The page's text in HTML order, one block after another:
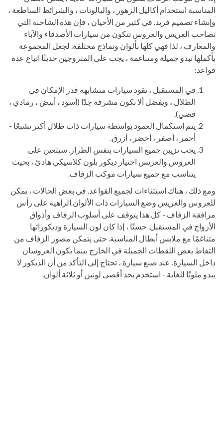
المناسبة استخدام أكاليل الزهور ، والبالونات ، والشرائط الساطعة ،
وإنشاء تصميم فريد. في كثير من الأحيان ، فإن هذه الشاحنة التي
تصاحب العريس والعروس تتكون من سيارات الأصدقاء والآباء
والمعارف ، لذا فهي كلها بألوان ونماذج مختلفة. لجعل المجموعة
بأكملها تبدو جميلة ومتناغمة ، يجب على المتزوجين حديثًا اتباع عدة
قواعد:
في المستقبل ، تقود سيارات متشابهة قدر الإمكان في
الظلال ، ويفضل ألا تكون مشرقة جدًا (أسود ، أبيض ، رمادي ،
فضي).
يتم استكمال العمود بواسطة سيارات ذات ظلال أكثر تشبعًا -
أحمر ، أصفر ، أخضر ، أزرق.
يجب تزيين جميع السيارات بنفس الطراز. سيتعين على
العروس والعريس اختيار ديكور بلون كلاسيكي هادئ ، بحيث
يتناسب مع جميع سيارات موكب الزفاف.
ومع ذلك ، هناك استثناءات لجميع القواعد. في بعض الحالات ، يمكن
للعروس والعريس وضع السيارات ذات الألوان الزاهية على رأس
مرافقة الزفاف - كل هذا يتوقف على أسلوب الزفاف وأذواق
الأزواج في المستقبل. حسنًا ، إذا كان لون السيارة وديكوراتها
متناغمًا مع ملابس أبطال المناسبة. حتى يتمكن مصور الزفاف من
التقاط بعض اللقطات الجميلة في الخارج بينما يكون العروسان
داخل السيارة. عند صنع سيارة ، تحتاج إلى التأكد من أن الديكور لا
يبدو ملونًا للغاية - استخدم بحد أقصى لونين أو ثلاثة ألوان.